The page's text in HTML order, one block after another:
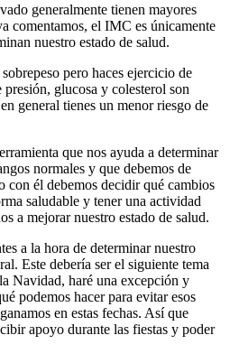
generalmente tienen mayores
comentamos, el IMC es únicamente
nuestro estado de salud.
pero haces ejercicio de
glucosa y colesterol son
general tienes un menor riesgo de
que nos ayuda a determinar
normales y que debemos de
con él debemos decidir qué cambios
saludable y tener una actividad
a mejorar nuestro estado de salud.
a la hora de determinar nuestro
Este debería ser el siguiente tema
Navidad, haré una excepción y
podemos hacer para evitar esos
en estas fechas. Así que
apoyo durante las fiestas y poder